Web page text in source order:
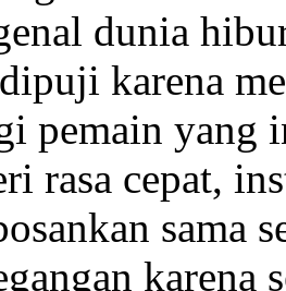
dunia
karena
pemain yang
rasa cepat,
sama
karena